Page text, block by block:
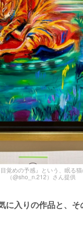
覚めの予感』という、眠る
（@sho_n.212）さん提供
入りの作品と、そ